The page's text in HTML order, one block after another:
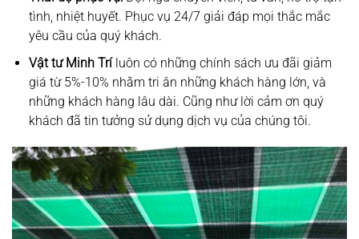
tình, nhiệt huyết. Phục vụ 24/7 giải đáp mọi thắc mắc
yêu cầu của quý khách.
Vật tư Minh Tríluôn có những chính sách ưu đãi giảm
giá từ 5%-10% nhằm tri ân những khách hàng lớn, và
những khách hàng lâu dài. Cũng như lời cảm ơn quý
khách đã tin tưởng sử dụng dịch vụ của chúng tôi.